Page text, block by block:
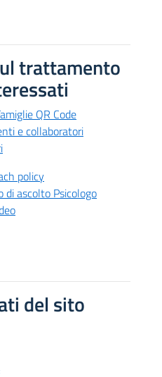
trattamento
QR Code
e collaboratori
policy
di ascolto Psicologo
del sito